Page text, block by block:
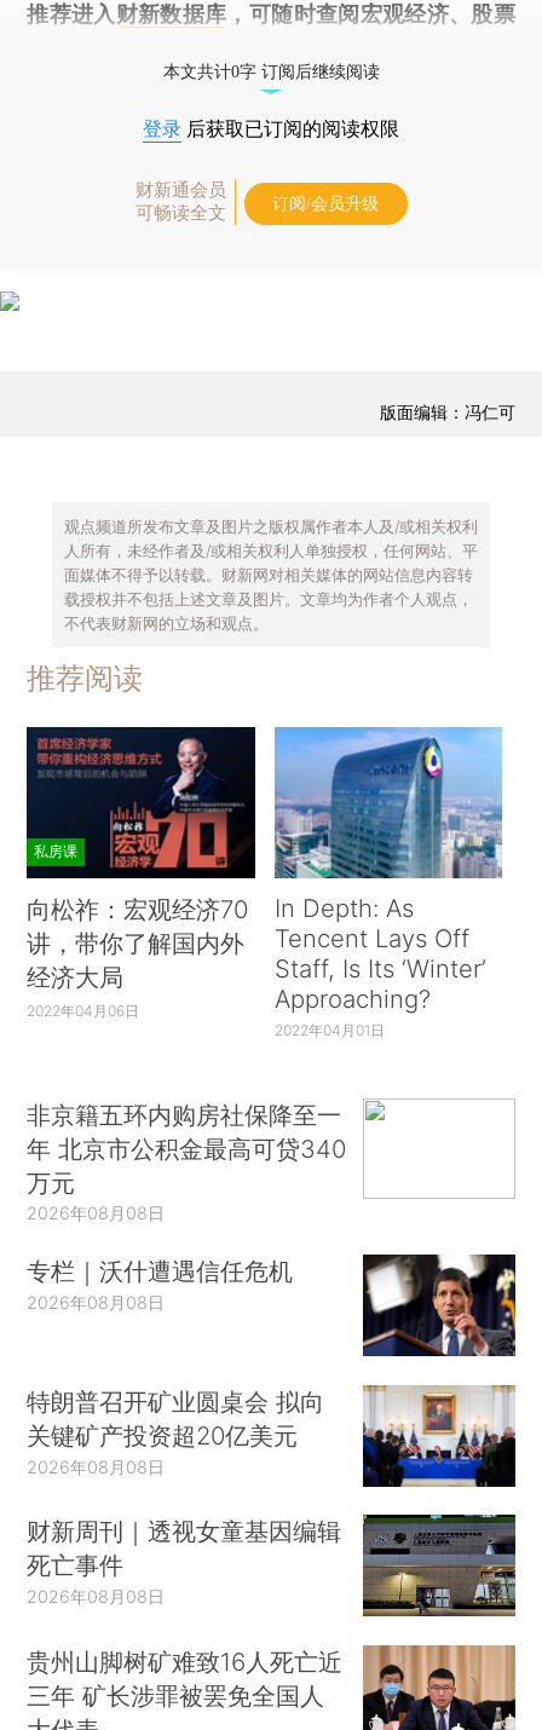
推荐进入 财新数据库 ，可随时查阅宏观经济、股票
本文共计0字 订阅后继续阅读
登录 后获取已订阅的阅读权限
财新通会员
可畅读全文
订阅/会员升级
版面编辑：冯仁可
观点频道所发布文章及图片之版权属作者本人及/或相关权利
人所有，未经作者及/或相关权利人单独授权，任何网站、平
面媒体不得予以转载。财新网对相关媒体的网站信息内容转
载授权并不包括上述文章及图片。文章均为作者个人观点，
不代表财新网的立场和观点。
推荐阅读
私房课
向松祚：宏观经济70
讲，带你了解国内外
经济大局
2022年04月06日
In Depth: As
Tencent Lays Off
Staff, Is Its ‘Winter’
Approaching?
2022年04月01日
非京籍五环内购房社保降至一
年 北京市公积金最高可贷340
万元
2026年08月08日
专栏｜沃什遭遇信任危机
2026年08月08日
特朗普召开矿业圆桌会 拟向
关键矿产投资超20亿美元
2026年08月08日
财新周刊｜透视女童基因编辑
死亡事件
2026年08月08日
贵州山脚树矿难致16人死亡近
三年 矿长涉罪被罢免全国人